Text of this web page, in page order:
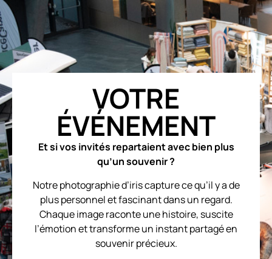
VOTRE
ÉVÉNEMENT
Et si vos invités repartaient avec bien plus
qu’un souvenir ?
Notre photographie d’iris capture ce qu’il y a de
plus personnel et fascinant dans un regard.
Chaque image raconte une histoire, suscite
l’émotion et transforme un instant partagé en
souvenir précieux.